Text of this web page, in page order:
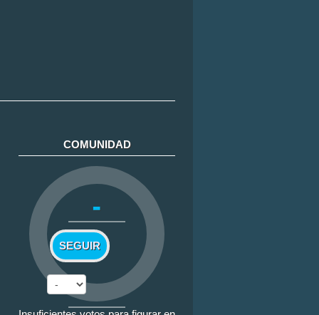
COMUNIDAD
-
SEGUIR